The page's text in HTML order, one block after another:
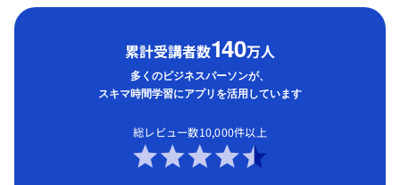
累計受講者数140万人
多くのビジネスパーソンが、
スキマ時間学習にアプリを活用しています
総レビュー数10,000件以上